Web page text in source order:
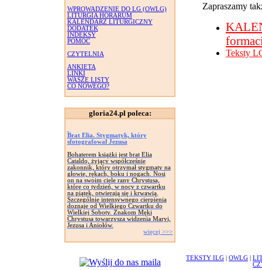
WPROWADZENIE DO LG (OWLG)
LITURGIA HORARUM
KALENDARZ LITURGICZNY
DODATEK
INDEKSY
POMOC
CZYTELNIA
ANKIETA
LINKI
WASZE LISTY
CO NOWEGO?
gloria24.pl poleca:
Brat Elia. Stygmatyk, który
sfotografował Jezusa
Bohaterem książki jest brat Elia
Cataldo, żyjący współcześnie
zakonnik, który otrzymał stygmaty na
głowie, rękach, boku i nogach. Nosi
on na swoim ciele rany Chrystusa,
które co tydzień, w nocy z czwartku
na piątek, otwierają się i krwawią.
Szczególnie intensywnego cierpienia
doznaje od Wielkiego Czwartku do
Wielkiej Soboty. Znakom Męki
Chrystusa towarzysza widzenia Maryi,
Jezusa i Aniołów.
więcej >>>
Zapraszamy
Teksty
TEKSTY ILG OWLG